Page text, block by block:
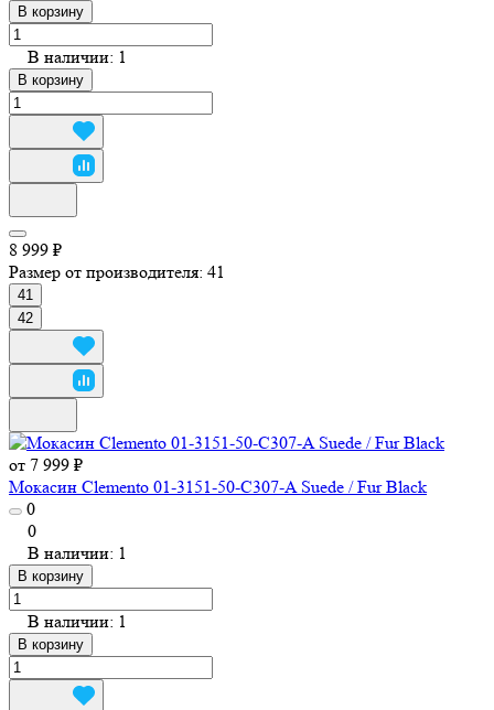
В корзину
В наличии: 1
В корзину
8 999 ₽
Размер от производителя: 41
41
42
от 7 999 ₽
Мокасин Clemento 01-3151-50-C307-A Suede / Fur Black
0
0
В наличии: 1
В корзину
В наличии: 1
В корзину